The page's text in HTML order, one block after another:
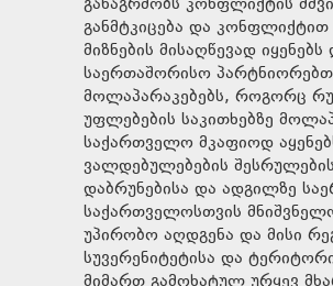
განმტკიცება და
მიზნების მისაღწევად
საერთაშორისო
მოლაპარაკებებს, როგორც
უფლებების საკითხებზე
საქართველო მკაფიოდ
ვალდებულებების
დაბრუნებისა და ადგილზე
საქართველოსთვის
უპირობო აღდგენა და მისი
სუვერენიტეტისა და